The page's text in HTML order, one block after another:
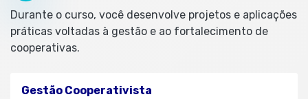
Durante o curso, você desenvolve projetos e aplicações
práticas voltadas à gestão e ao fortalecimento de
cooperativas.
Gestão Cooperativista